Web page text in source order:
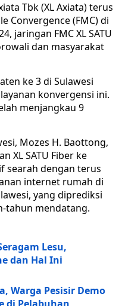
Tbk (XL Axiata) terus
Convergence (FMC) di
jaringan FMC XL SATU
dan masyarakat
ke 3 di Sulawesi
konvergensi ini.
menjangkau 9
Mozes H. Baottong,
XL SATU Fiber ke
searah dengan terus
internet rumah di
yang diprediksi
tahun mendatang.
Lesu,
dan Hal Ini
Warga Pesisir Demo